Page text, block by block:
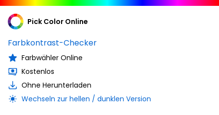
Pick Color Online
Farbkontrast-Checker
Farbwähler Online
Kostenlos
Ohne Herunterladen
Wechseln zur hellen / dunklen Version